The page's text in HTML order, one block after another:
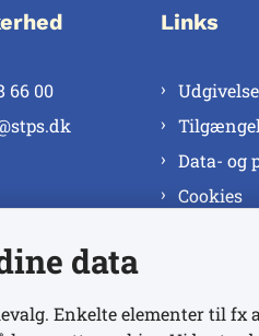
66 00
Links
Data- og
Cookies
data
Enkelte elementer til